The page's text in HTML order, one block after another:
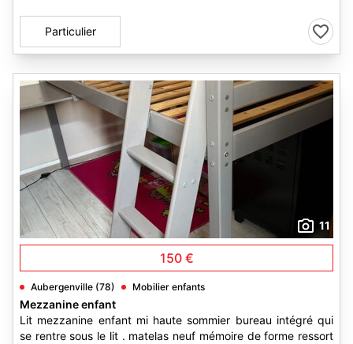
Particulier
11
150 €
Aubergenville (78) Mobilier enfants
Mezzanine enfant
Lit mezzanine enfant mi haute sommier bureau intégré qui
se rentre sous le lit . matelas neuf mémoire de forme ressort